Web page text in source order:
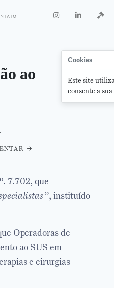
ao
7.702, que
, instituído
Operadoras de
ao SUS em
e cirurgias
Cookies
Este site
consente a